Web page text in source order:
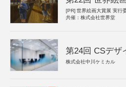
[PR] 世界絵画大賞展 実行
共催：株式会社世界堂
第24回 CSデザ
株式会社中川ケミカル